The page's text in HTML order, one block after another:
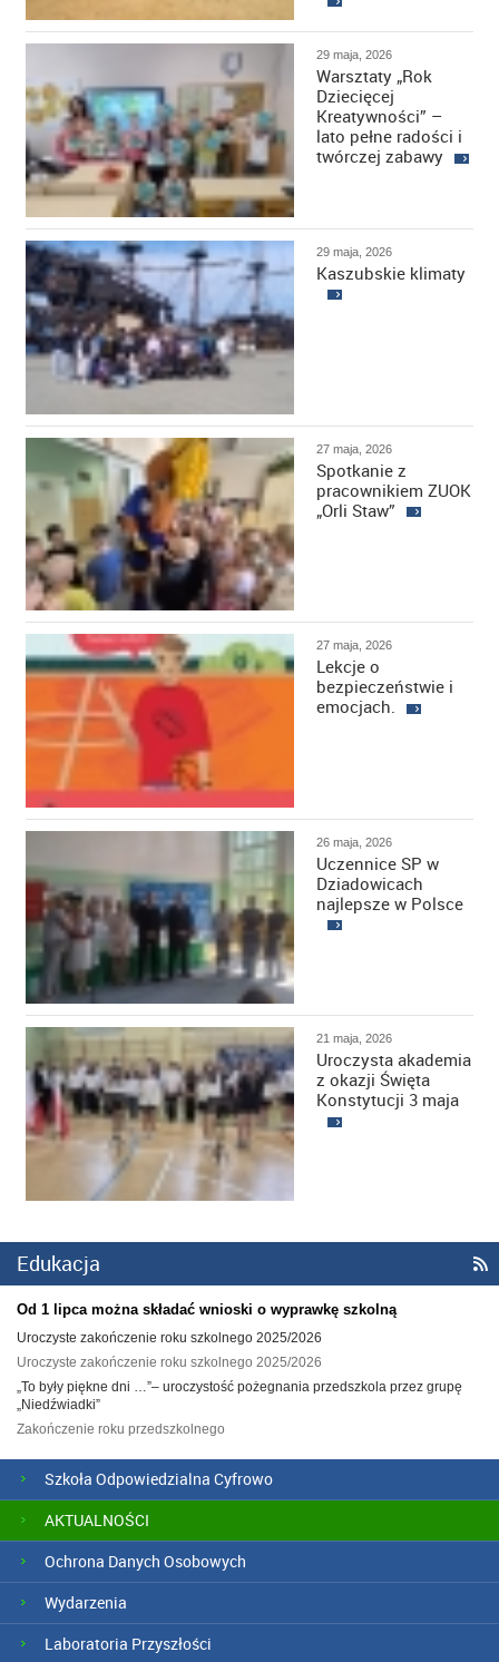
29 maja, 2026
Warsztaty „Rok
Dziecięcej
Kreatywności” –
lato pełne radości i
twórczej zabawy
29 maja, 2026
Kaszubskie klimaty
27 maja, 2026
Spotkanie z
pracownikiem ZUOK
„Orli Staw”
27 maja, 2026
Lekcje o
bezpieczeństwie i
emocjach.
26 maja, 2026
Uczennice SP w
Dziadowicach
najlepsze w Polsce
21 maja, 2026
Uroczysta akademia
z okazji Święta
Konstytucji 3 maja

Edukacja
Od 1 lipca można składać wnioski o wyprawkę szkolną
Uroczyste zakończenie roku szkolnego 2025/2026
Uroczyste zakończenie roku szkolnego 2025/2026
„To były piękne dni …”– uroczystość pożegnania przedszkola przez grupę
„Niedźwiadki”
Zakończenie roku przedszkolnego
Szkoła Odpowiedzialna Cyfrowo
AKTUALNOŚCI
Ochrona Danych Osobowych
Wydarzenia
Laboratoria Przyszłości